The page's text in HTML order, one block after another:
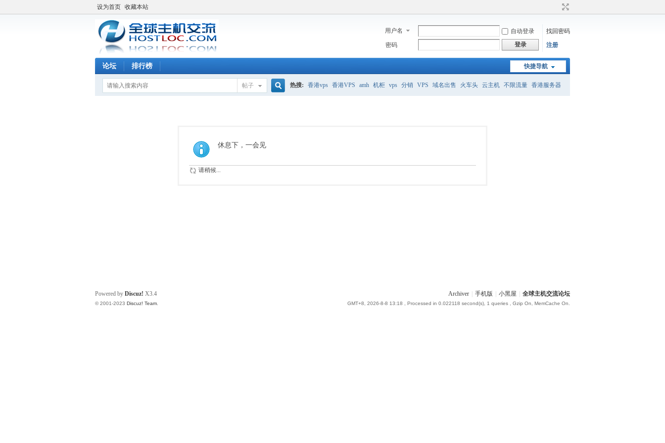
设为首页 收藏本站
用户名 自动登录
找回密码
密码
登录 注册
快捷导航
论坛 排行榜
帖子 热搜: 香港vps 香港VPS amh 机柜 vps 分销 VPS 域名出售 火车头 云主机 不限流量 香港服务器
休息下，一会见
请稍候...
Archiver 手机版 小黑屋 全球主机交流论坛
GMT+8, 2026-8-8 13:18 , Processed in 0.022118 second(s), 1 queries , Gzip On, MemCache On.
Powered by Discuz! X3.4
© 2001-2023 Discuz! Team